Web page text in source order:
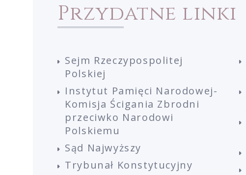
Przydatne linki
Sejm Rzeczypospolitej
Polskiej
Instytut Pamięci Narodowej-
Komisja Ścigania Zbrodni
przeciwko Narodowi
Polskiemu
Sąd Najwyższy
Trybunał Konstytucyjny